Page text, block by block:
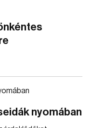
nyomában